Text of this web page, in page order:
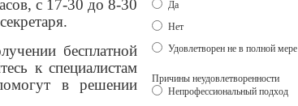
с 17-30 до 8-30
бесплатной
к специалистам
в решении
Да
Нет
Удовлетворен не в полной мере
Причины неудовлетворенности
Непрофессиональный подход